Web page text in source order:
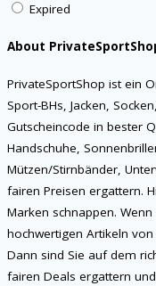
Expired
About
PrivateSportShop ist ein
Sport-BHs, Jacken,
Gutscheincode in bester
Handschuhe,
Mützen/Stirnbänder,
fairen Preisen ergattern.
Marken schnappen.
hochwertigen Artikeln
Dann sind Sie auf dem
fairen Deals ergattern